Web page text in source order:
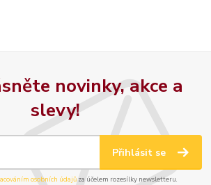
novinky, akce a
slevy!
Přihlásit se
osobních údajůza účelem rozesílky newsletteru.